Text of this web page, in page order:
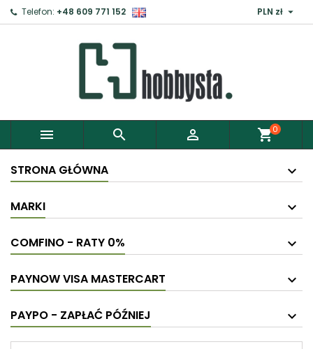
Telefon: +48 609 771 152 PLN zł 
   shopping_cart0
STRONA GŁÓWNA
MARKI
COMFINO - RATY 0%
PAYNOW VISA MASTERCART
PAYPO - ZAPŁAĆ PÓŹNIEJ